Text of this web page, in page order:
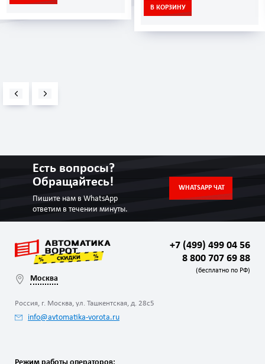
В КОРЗИНУ
Есть вопросы?
Обращайтесь!
Пишите нам в WhatsApp
ответим в течении минуты.
WHATSAPP ЧАТ
Москва
Россия, г. Москва, ул. Ташкентская, д. 28с5
info@avtomatika-vorota.ru
+7 (499) 499 04 56
8 800 707 69 88
(бесплатно по РФ)